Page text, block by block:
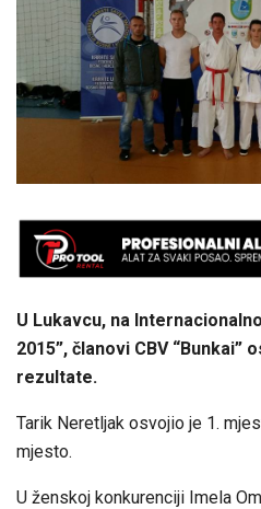
U Lukavcu, na
2015”, članovi CBV “Bunkai”
rezultate.
Tarik Neretljak osvojio je 1.
mjesto.
U ženskoj konkurenciji Imela